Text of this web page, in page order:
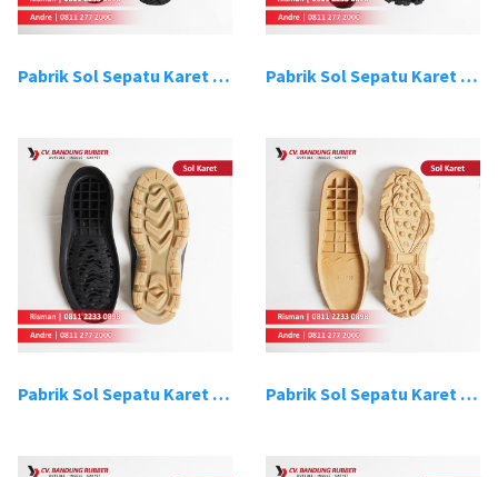
Pabrik Sol Sepatu Karet Bandung 15 Pabrik Sol Sepatu Karet Bandung 16
Pabrik Sol Sepatu Karet Bandung 17 Pabrik Sol Sepatu Karet Bandung 18